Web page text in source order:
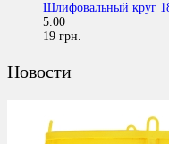
Шлифовальный круг
5.00
19 грн.
Новости